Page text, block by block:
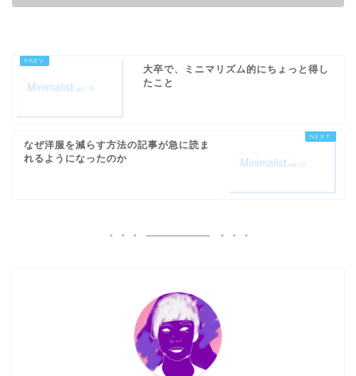
大卒で、ミニマリズム的にちょっと得し
たこと
なぜ洋服を減らす方法の記事が急に読ま
れるようになったのか